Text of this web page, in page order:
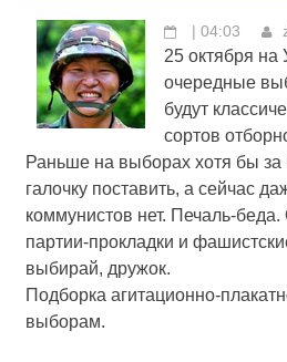
| 04:03
25 октября на
очередные
будут
сортов
Раньше на выборах хотя бы
галочку поставить, а сейчас
коммунистов нет. Печаль-
партии-прокладки и
выбирай, дружок.
Подборка агитационно-
выборам.